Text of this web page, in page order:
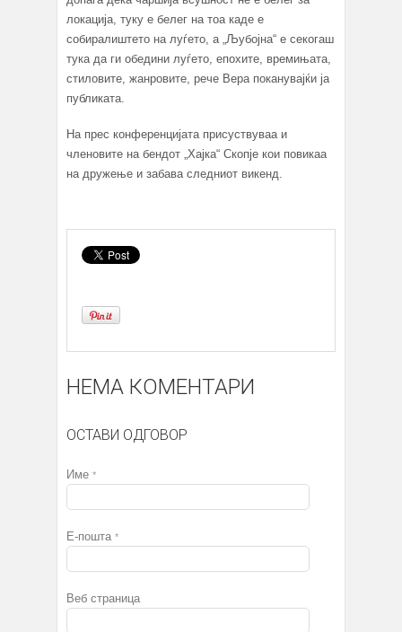
локација, туку е белег на тоа каде е
собиралиштето на луѓето, а „Љубојна“ е секогаш
тука да ги обедини луѓето, епохите, времињата,
стиловите, жанровите, рече Вера поканувајќи ја
публиката.
На прес конференцијата присуствуваа и
членовите на бендот „Хајка“ Скопје кои повикаа
на дружење и забава следниот викенд.
НЕМА КОМЕНТАРИ
ОСТАВИ ОДГОВОР
Име *
Е-пошта *
Веб страница